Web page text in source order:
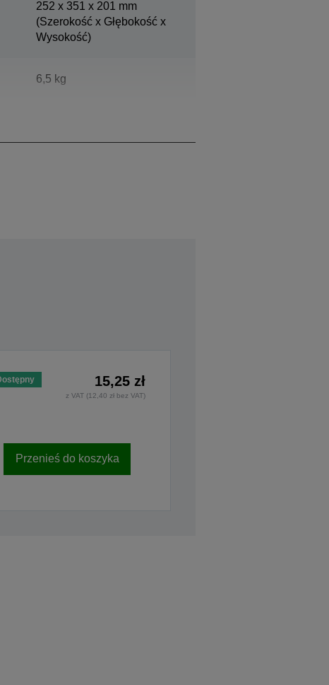
252‎ x 351 x 201 mm
(Szerokość x Głębokość x
Wysokość)
6,5 kg
15,25 zł
z VAT (12,40 zł bez VAT)
Przenieś do koszyka